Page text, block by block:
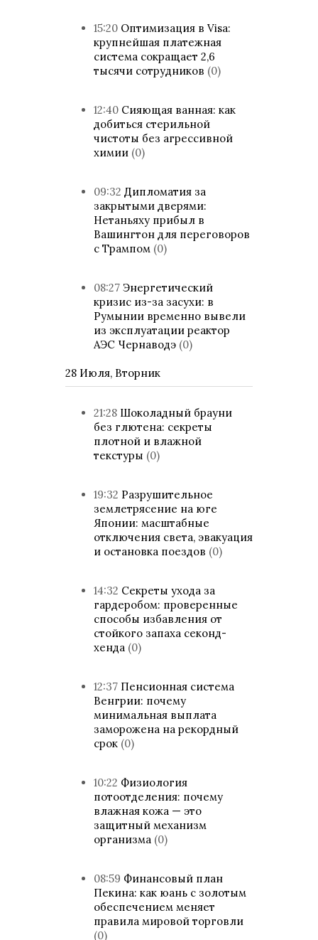
15:20 Оптимизация в Visa:
крупнейшая платежная
система сокращает 2,6
тысячи сотрудников (0)
12:40 Сияющая ванная: как
добиться стерильной
чистоты без агрессивной
химии (0)
09:32 Дипломатия за
закрытыми дверями:
Нетаньяху прибыл в
Вашингтон для переговоров
с Трампом (0)
08:27 Энергетический
кризис из-за засухи: в
Румынии временно вывели
из эксплуатации реактор
АЭС Чернаводэ (0)
28 Июля, Вторник
21:28 Шоколадный брауни
без глютена: секреты
плотной и влажной
текстуры (0)
19:32 Разрушительное
землетрясение на юге
Японии: масштабные
отключения света, эвакуация
и остановка поездов (0)
14:32 Секреты ухода за
гардеробом: проверенные
способы избавления от
стойкого запаха секонд-
хенда (0)
12:37 Пенсионная система
Венгрии: почему
минимальная выплата
заморожена на рекордный
срок (0)
10:22 Физиология
потоотделения: почему
влажная кожа — это
защитный механизм
организма (0)
08:59 Финансовый план
Пекина: как юань с золотым
обеспечением меняет
правила мировой торговли
(0)